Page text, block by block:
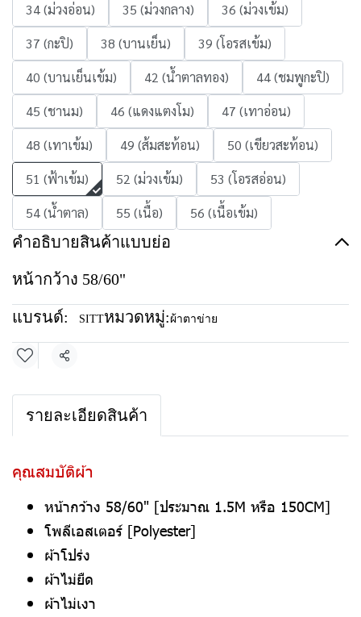
34 (ม่วงอ่อน)
35 (ม่วงกลาง)
36 (ม่วงเข้ม)
37 (กะปิ)
38 (บานเย็น)
39 (โอรสเข้ม)
40 (บานเย็นเข้ม)
42 (น้ำตาลทอง)
44 (ชมพูกะปิ)
45 (ชานม)
46 (แดงแตงโม)
47 (เทาอ่อน)
48 (เทาเข้ม)
49 (ส้มสะท้อน)
50 (เขียวสะท้อน)
51 (ฟ้าเข้ม)
52 (ม่วงเข้ม)
53 (โอรสอ่อน)
54 (น้ำตาล)
55 (เนื้อ) 56 (เนื้อเข้ม)
คำอธิบายสินค้าแบบย่อ
หน้ากว้าง 58/60"
แบรนด์: SITTหมวดหมู่: ผ้าตาข่าย
แชร์
รายละเอียดสินค้า
คุณสมบัติผ้า
หน้ากว้าง 58/60" [ประมาณ 1.5M หรือ 150CM]
โพลีเอสเตอร์ [Polyester]
ผ้าโปร่ง
ผ้าไม่ยืด
ผ้าไม่เงา